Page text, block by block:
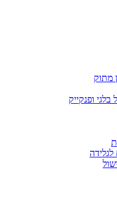
מתוק
ופנקייק
לגלידה